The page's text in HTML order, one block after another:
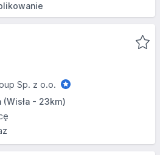
Sp. z o.o.
(Wisła - 23km)